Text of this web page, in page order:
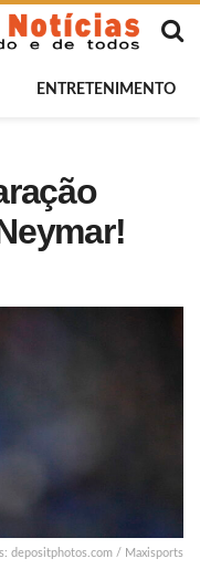
ENTRETENIMENTO
depositphotos.com / Maxisports